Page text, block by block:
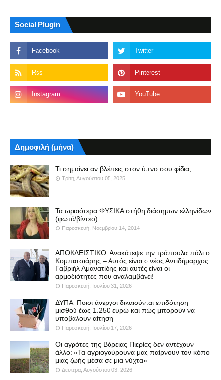
Social Plugin
Δημοφιλή (μήνα)
Τι σημαίνει αν βλέπεις στον ύπνο σου φίδια;
Τρίτη, Αυγούστου 05, 2025
Τα ωραιότερα ΦΥΣΙΚΑ στήθη διάσημων ελληνίδων
(φωτό/βίντεο)
Παρασκευή, Νοεμβρίου 14, 2014
ΑΠΟΚΛΕΙΣΤΙΚΟ: Ανακάτεψε την τράπουλα πάλι ο
Κομπατσιάρης – Αυτός είναι ο νέος Αντιδήμαρχος
Γαβριήλ Αμανατίδης και αυτές είναι οι
αρμοδιότητες που αναλαμβάνει!
Παρασκευή, Ιουλίου 31, 2026
ΔΥΠΑ: Ποιοι άνεργοι δικαιούνται επιδότηση
μισθού έως 1.250 ευρώ και πώς μπορούν να
υποβάλουν αίτηση
Παρασκευή, Ιουλίου 17, 2026
Οι αγρότες της Βόρειας Πιερίας δεν αντέχουν
άλλο: «Τα αγριογούρουνα μας παίρνουν τον κόπο
μιας ζωής μέσα σε μια νύχτα»
Δευτέρα, Αυγούστου 03, 2026